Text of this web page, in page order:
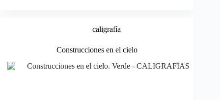
caligrafía
Construcciones en el cielo